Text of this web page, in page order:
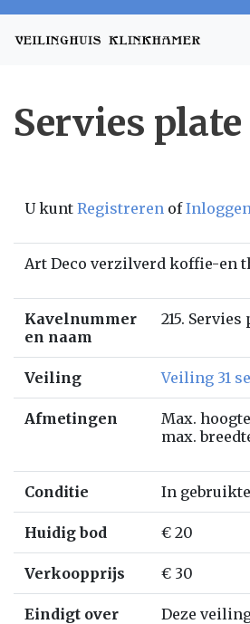
Servies plate
U kunt Registreren of
Art Deco verzilverd koffie-en
Kavelnummer
en naam
215. Servies
Veiling Veiling 31
Afmetingen
Max.
max.
Conditie In
Huidig bod € 20
Verkoopprijs € 30
Eindigt over Deze